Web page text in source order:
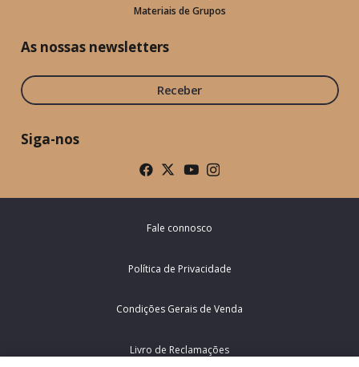
Materiais de Grupos
As nossas newsletters
Receber
Siga-nos
Fale connosco
Política de Privacidade
Condições Gerais de Venda
Livro de Reclamações